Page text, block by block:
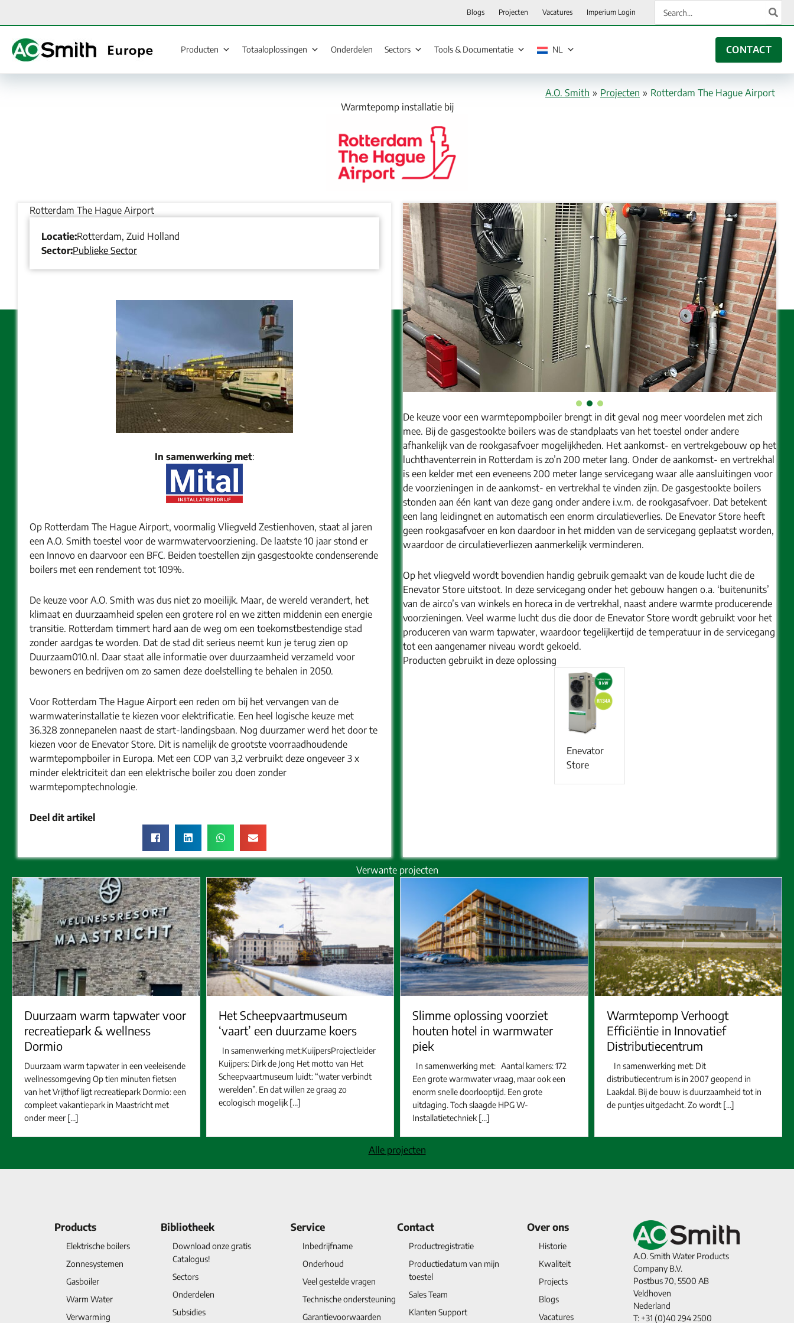
inhoud
Blogs Projecten Vacatures Imperium Login
naar:
Producten Totaaloplossingen Onderdelen Sectors Tools & Documentatie NL CONTACT
A.O. Smith » Projecten » Rotterdam The Hague Airport
Warmtepomp installatie bij
Rotterdam The Hague Airport
Locatie:Rotterdam, Zuid Holland
Sector:Publieke Sector
In samenwerking met:
Op Rotterdam The Hague Airport, voormalig Vliegveld Zestienhoven, staat al jaren
een A.O. Smith toestel voor de warmwatervoorziening. De laatste 10 jaar stond er
een Innovo en daarvoor een BFC. Beiden toestellen zijn gasgestookte condenserende
boilers met een rendement tot 109%.
De keuze voor A.O. Smith was dus niet zo moeilijk. Maar, de wereld verandert, het
klimaat en duurzaamheid spelen een grotere rol en we zitten middenin een energie
transitie. Rotterdam timmert hard aan de weg om een toekomstbestendige stad
zonder aardgas te worden. Dat de stad dit serieus neemt kun je terug zien op
Duurzaam010.nl. Daar staat alle informatie over duurzaamheid verzameld voor
bewoners en bedrijven om zo samen deze doelstelling te behalen in 2050.
Voor Rotterdam The Hague Airport een reden om bij het vervangen van de
warmwaterinstallatie te kiezen voor elektrificatie. Een heel logische keuze met
36.328 zonnepanelen naast de start-landingsbaan. Nog duurzamer werd het door te
kiezen voor de Enevator Store. Dit is namelijk de grootste voorraadhoudende
warmtepompboiler in Europa. Met een COP van 3,2 verbruikt deze ongeveer 3 x
minder elektriciteit dan een elektrische boiler zou doen zonder
warmtepomptechnologie.
Deel dit artikel
De keuze voor een warmtepompboiler brengt in dit geval nog meer voordelen met zich
mee. Bij de gasgestookte boilers was de standplaats van het toestel onder andere
afhankelijk van de rookgasafvoer mogelijkheden. Het aankomst- en vertrekgebouw op het
luchthaventerrein in Rotterdam is zo’n 200 meter lang. Onder de aankomst- en vertrekhal
is een kelder met een eveneens 200 meter lange servicegang waar alle aansluitingen voor
de voorzieningen in de aankomst- en vertrekhal te vinden zijn. De gasgestookte boilers
stonden aan één kant van deze gang onder andere i.v.m. de rookgasafvoer. Dat betekent
een lang leidingnet en automatisch een enorm circulatieverlies. De Enevator Store heeft
geen rookgasafvoer en kon daardoor in het midden van de servicegang geplaatst worden,
waardoor de circulatieverliezen aanmerkelijk verminderen.
Op het vliegveld wordt bovendien handig gebruik gemaakt van de koude lucht die de
Enevator Store uitstoot. In deze servicegang onder het gebouw hangen o.a. ‘buitenunits’
van de airco’s van winkels en horeca in de vertrekhal, naast andere warmte producerende
voorzieningen. Veel warme lucht dus die door de Enevator Store wordt gebruikt voor het
produceren van warm tapwater, waardoor tegelijkertijd de temperatuur in de servicegang
tot een aangenamer niveau wordt gekoeld.
Producten gebruikt in deze oplossing
Enevator
Store
Verwante projecten
Duurzaam warm tapwater voor
recreatiepark & wellness
Dormio
Duurzaam warm tapwater in een veeleisende
wellnessomgeving Op tien minuten fietsen
van het Vrijthof ligt recreatiepark Dormio: een
compleet vakantiepark in Maastricht met
onder meer […]
Het Scheepvaartmuseum
‘vaart’ een duurzame koers
In samenwerking met:KuijpersProjectleider
Kuijpers: Dirk de Jong Het motto van Het
Scheepvaartmuseum luidt: “water verbindt
werelden”. En dat willen ze graag zo
ecologisch mogelijk […]
Slimme oplossing voorziet
houten hotel in warmwater
piek
In samenwerking met: Aantal kamers: 172
Een grote warmwater vraag, maar ook een
enorm snelle doorlooptijd. Een grote
uitdaging. Toch slaagde HPG W-
Installatietechniek […]
Warmtepomp Verhoogt
Efficiëntie in Innovatief
Distributiecentrum
In samenwerking met: Dit
distributiecentrum is in 2007 geopend in
Laakdal. Bij de bouw is duurzaamheid tot in
de puntjes uitgedacht. Zo wordt […]
Alle projecten
Products
Elektrische boilers
Zonnesystemen
Gasboiler
Warm Water
Verwarming
Bibliotheek
Download onze gratis
Catalogus!
Sectors
Onderdelen
Subsidies
Service
Inbedrijfname
Onderhoud
Veel gestelde vragen
Technische ondersteuning
Garantievoorwaarden
Contact
Productregistratie
Productiedatum van mijn
toestel
Sales Team
Klanten Support
Over ons
Historie
Kwaliteit
Projects
Blogs
Vacatures
A.O. Smith Water Products
Company B.V.
Postbus 70, 5500 AB
Veldhoven
Nederland
T: +31 (0)40 294 2500